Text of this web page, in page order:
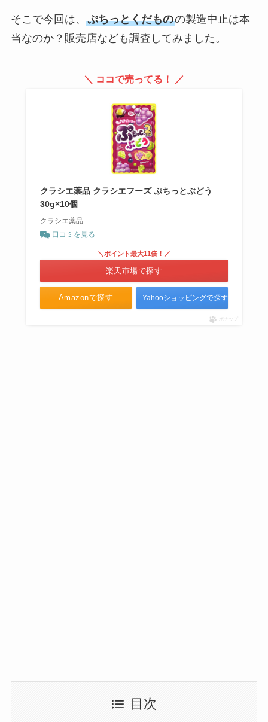
そこで今回は、 ぷちっとくだものの製造中止は本
当なのか？販売店なども調査してみました。
＼ ココで売ってる！ ／
クラシエ薬品 クラシエフーズ ぷちっとぶどう
30g×10個
クラシエ薬品
口コミを見る
Amazonで探す
＼ポイント最大11倍！／
楽天市場で探す
Yahooショッピングで探す
ポチップ
目次